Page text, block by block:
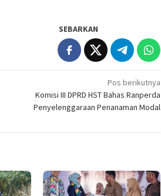
SEBARKAN
Pos berikutnya
Komisi III DPRD HST Bahas Ranperda
Penyelenggaraan Penanaman Modal